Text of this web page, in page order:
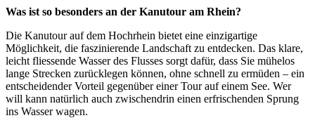
Was ist so besonders an der Kanutour am Rhein?
Die Kanutour auf dem Hochrhein bietet eine einzigartige
Möglichkeit, die faszinierende Landschaft zu entdecken. Das klare,
leicht fliessende Wasser des Flusses sorgt dafür, dass Sie mühelos
lange Strecken zurücklegen können, ohne schnell zu ermüden – ein
entscheidender Vorteil gegenüber einer Tour auf einem See. Wer
will kann natürlich auch zwischendrin einen erfrischenden Sprung
ins Wasser wagen.